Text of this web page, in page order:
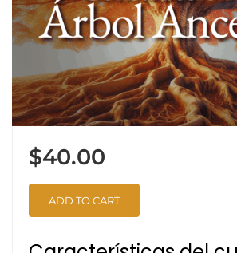
$40.00
ADD TO CART